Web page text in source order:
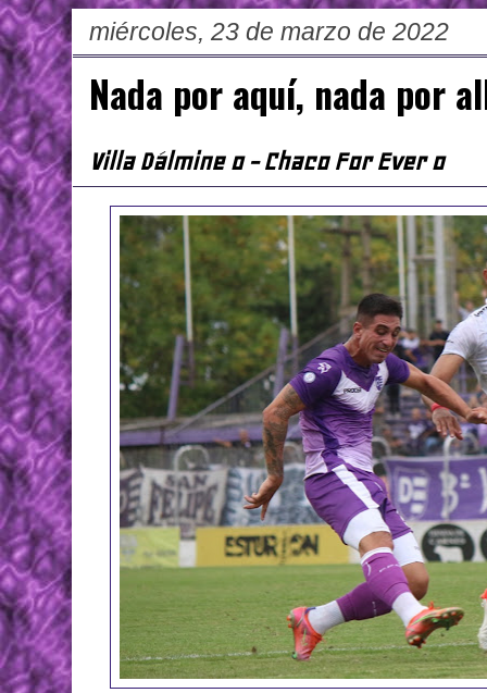
miércoles, 23 de marzo de 2022
Nada por aquí, nada por
Villa Dálmine 0 - Chaco For Ever 0